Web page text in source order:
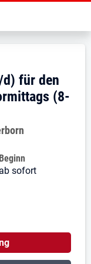
(m/w/
w/d)
für den
(8-
Beginn
ab sofort